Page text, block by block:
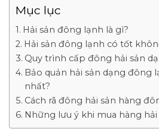
Mục lục
Hải sản đông lạnh là gì?
Hải sản đông lạnh có tốt
Quy trình cấp đông hải sản
Bảo quản hải sản dạng đông
nhất?
Cách rã đông hải sản hàng
Những lưu ý khi mua hàng